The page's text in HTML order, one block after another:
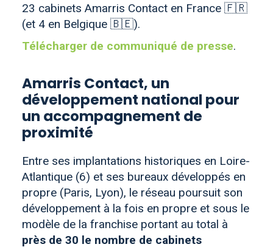
23 cabinets Amarris Contact en France 🇫🇷
(et 4 en Belgique 🇧🇪).
Télécharger de communiqué de presse.
Amarris Contact, un
développement national pour
un accompagnement de
proximité
Entre ses implantations historiques en Loire-
Atlantique (6) et ses bureaux développés en
propre (Paris, Lyon), le réseau poursuit son
développement à la fois en propre et sous le
modèle de la franchise portant au total à
près de 30 le nombre de cabinets